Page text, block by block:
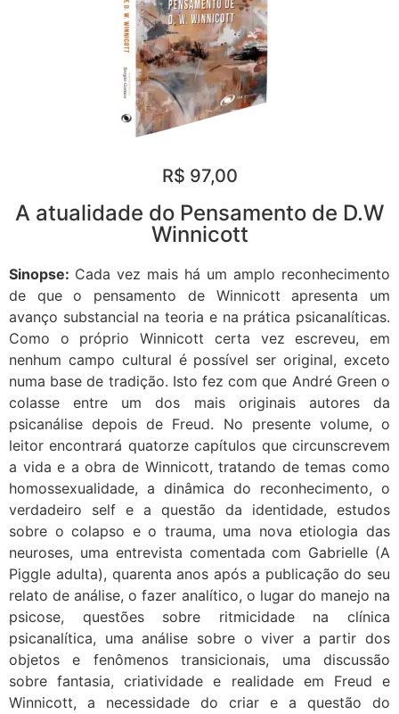
R$ 97,00
A atualidade do Pensamento de D.W
Winnicott
Sinopse: Cada vez mais há um amplo reconhecimento
de que o pensamento de Winnicott apresenta um
avanço substancial na teoria e na prática psicanalíticas.
Como o próprio Winnicott certa vez escreveu, em
nenhum campo cultural é possível ser original, exceto
numa base de tradição. Isto fez com que André Green o
colasse entre um dos mais originais autores da
psicanálise depois de Freud. No presente volume, o
leitor encontrará quatorze capítulos que circunscrevem
a vida e a obra de Winnicott, tratando de temas como
homossexualidade, a dinâmica do reconhecimento, o
verdadeiro self e a questão da identidade, estudos
sobre o colapso e o trauma, uma nova etiologia das
neuroses, uma entrevista comentada com Gabrielle (A
Piggle adulta), quarenta anos após a publicação do seu
relato de análise, o fazer analítico, o lugar do manejo na
psicose, questões sobre ritmicidade na clínica
psicanalítica, uma análise sobre o viver a partir dos
objetos e fenômenos transicionais, uma discussão
sobre fantasia, criatividade e realidade em Freud e
Winnicott, a necessidade do criar e a questão do